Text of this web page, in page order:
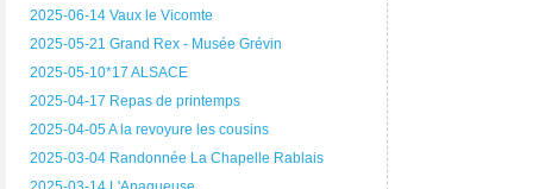
2025-06-14 Vaux le Vicomte
2025-05-21 Grand Rex - Musée Grévin
2025-05-10*17 ALSACE
2025-04-17 Repas de printemps
2025-04-05 A la revoyure les cousins
2025-03-04 Randonnée La Chapelle Rablais